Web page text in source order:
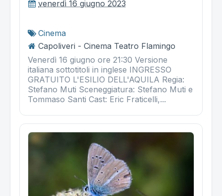
venerdì 16 giugno 2023
Cinema
Capoliveri - Cinema Teatro Flamingo
Venerdì 16 giugno ore 21:30 Versione
italiana sottotitoli in inglese INGRESSO
GRATUITO L'ESILIO DELL'AQUILA Regia:
Stefano Muti Sceneggiatura: Stefano Muti e
Tommaso Santi Cast: Eric Fraticelli,...